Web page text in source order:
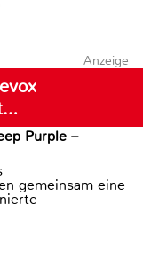
Anzeige
Purple –
gemeinsam eine